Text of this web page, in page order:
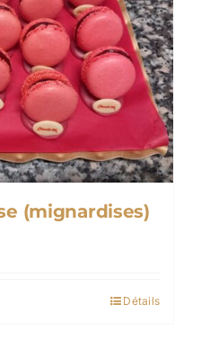
(mignardises)
Détails